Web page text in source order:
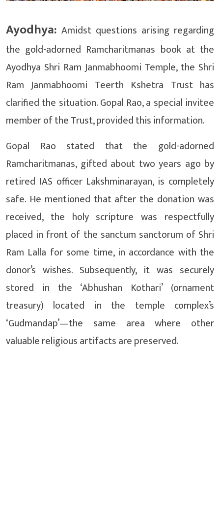
Ayodhya: Amidst questions arising regarding
the gold-adorned Ramcharitmanas book at the
Ayodhya Shri Ram Janmabhoomi Temple, the Shri
Ram Janmabhoomi Teerth Kshetra Trust has
clarified the situation. Gopal Rao, a special invitee
member of the Trust, provided this information.
Gopal Rao stated that the gold-adorned
Ramcharitmanas, gifted about two years ago by
retired IAS officer Lakshminarayan, is completely
safe. He mentioned that after the donation was
received, the holy scripture was respectfully
placed in front of the sanctum sanctorum of Shri
Ram Lalla for some time, in accordance with the
donor’s wishes. Subsequently, it was securely
stored in the ‘Abhushan Kothari’ (ornament
treasury) located in the temple complex’s
‘Gudmandap’—the same area where other
valuable religious artifacts are preserved.